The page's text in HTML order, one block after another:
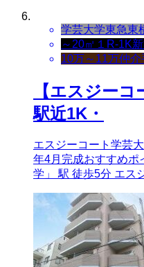
学芸大学東急東
～20㎡ １R-1K
10万～11万仲介
【エスジー
駅近1K・
エスジーコート学芸
年4月完成おすすめ
学」 駅 徒歩5分 エス